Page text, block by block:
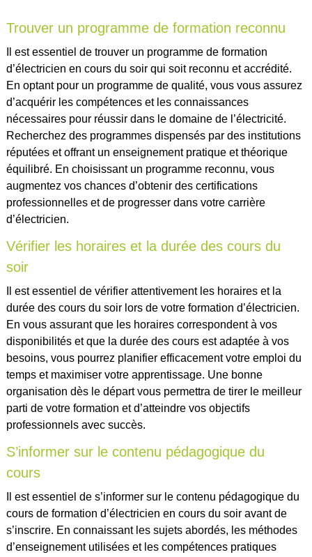
Trouver un programme de formation reconnu
Il est essentiel de trouver un programme de formation
d’électricien en cours du soir qui soit reconnu et accrédité.
En optant pour un programme de qualité, vous vous assurez
d’acquérir les compétences et les connaissances
nécessaires pour réussir dans le domaine de l’électricité.
Recherchez des programmes dispensés par des institutions
réputées et offrant un enseignement pratique et théorique
équilibré. En choisissant un programme reconnu, vous
augmentez vos chances d’obtenir des certifications
professionnelles et de progresser dans votre carrière
d’électricien.
Vérifier les horaires et la durée des cours du
soir
Il est essentiel de vérifier attentivement les horaires et la
durée des cours du soir lors de votre formation d’électricien.
En vous assurant que les horaires correspondent à vos
disponibilités et que la durée des cours est adaptée à vos
besoins, vous pourrez planifier efficacement votre emploi du
temps et maximiser votre apprentissage. Une bonne
organisation dès le départ vous permettra de tirer le meilleur
parti de votre formation et d’atteindre vos objectifs
professionnels avec succès.
S’informer sur le contenu pédagogique du
cours
Il est essentiel de s’informer sur le contenu pédagogique du
cours de formation d’électricien en cours du soir avant de
s’inscrire. En connaissant les sujets abordés, les méthodes
d’enseignement utilisées et les compétences pratiques